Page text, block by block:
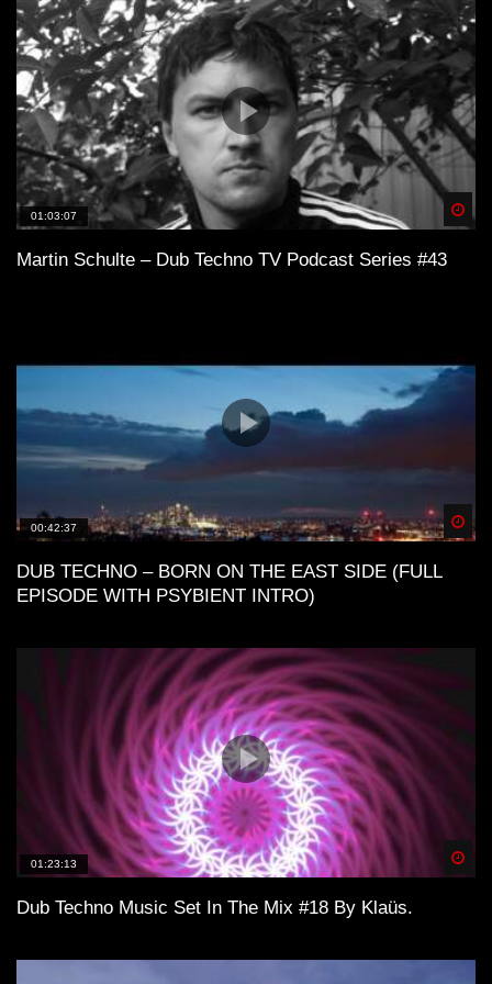
01:03:07
Martin Schulte – Dub Techno TV Podcast Series #43
00:42:37
DUB TECHNO – BORN ON THE EAST SIDE (FULL
EPISODE WITH PSYBIENT INTRO)
01:23:13
Dub Techno Music Set In The Mix #18 By Klaüs.